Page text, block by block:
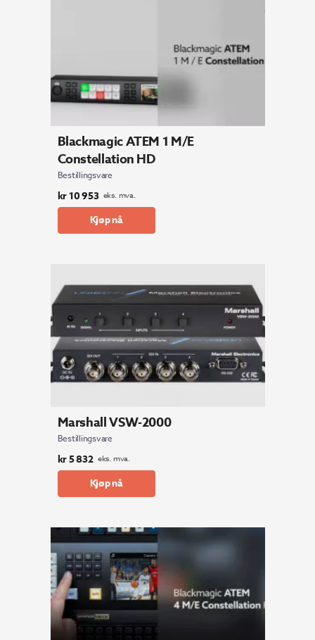
Blackmagic ATEM 1 M/E
Constellation HD
Bestillingsvare
kr10 953 eks. mva.
Kjøp nå
Marshall VSW-2000
Bestillingsvare
kr5 832 eks. mva.
Kjøp nå